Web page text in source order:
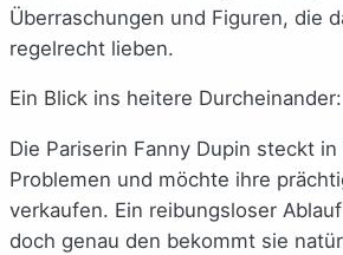
Überraschungen und Figuren, die
regelrecht lieben.
Ein Blick ins heitere Durcheinander:
Die Pariserin Fanny Dupin steckt
Problemen und möchte ihre
verkaufen. Ein reibungsloser
doch genau den bekommt sie